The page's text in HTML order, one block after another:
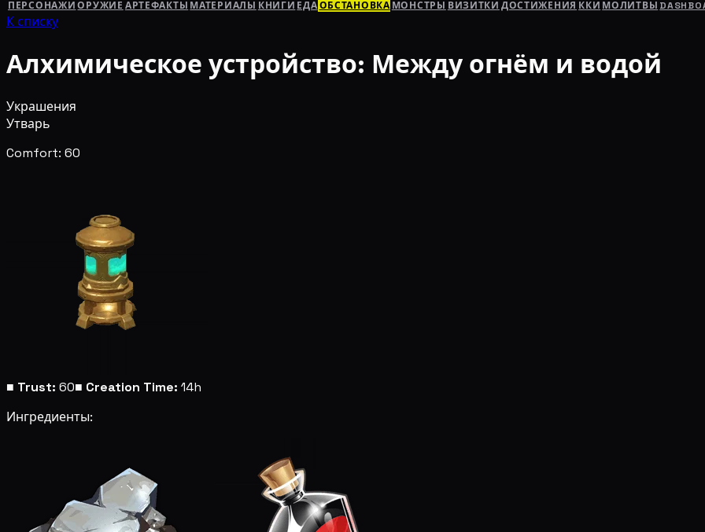
ПЕРСОНАЖИ ОРУЖИЕ АРТЕФАКТЫ МАТЕРИАЛЫ КНИГИ ЕДАОБСТАНОВКА МОНСТРЫ ВИЗИТКИ ДОСТИЖЕНИЯ ККИ МОЛИТВЫ
К списку
Алхимическое устройство: Между огнём и водой
Украшения
Утварь
Comfort: 60
■ Trust: 60■ Creation Time: 14h
Ингредиенты: